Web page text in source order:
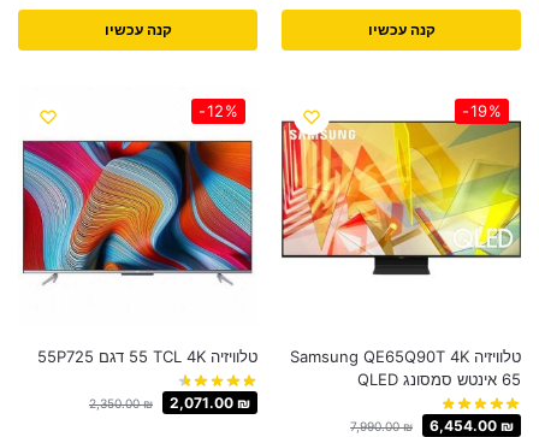
קנה עכשיו קנה עכשיו
-19%
טלוויזיה Samsung QE65Q90T 4K
7,990.00₪ 6,454.00 ₪
-12%
טלוויזיה TCL 4K ‏55 דגם 55P725
2,350.00₪ 2,071.00 ₪